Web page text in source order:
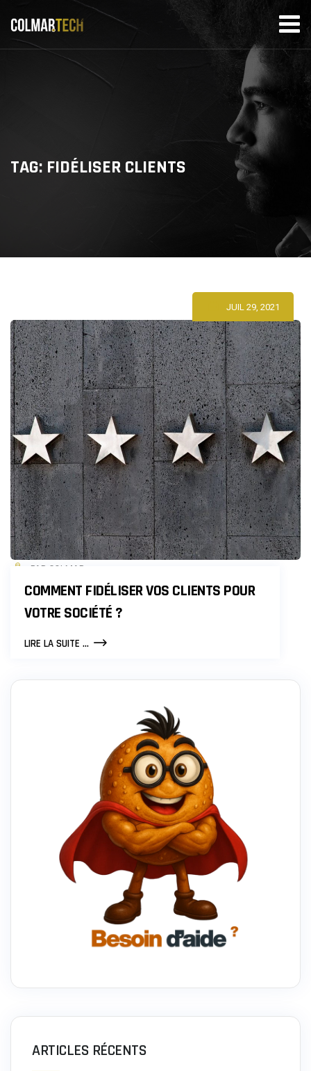
content
TAG: FIDÉLISER CLIENTS
JUIL 29, 2021
PAR COLMAR
COMMENT FIDÉLISER VOS CLIENTS POUR
VOTRE SOCIÉTÉ ?
LIRE LA SUITE ...COMMENT
CLIENTS
ARTICLES RÉCENTS